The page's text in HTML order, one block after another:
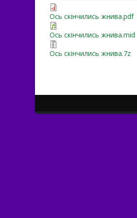
Ось скінчились жнива.pdf
Ось скінчились жнива.mid
Ось скінчились жнива.7z